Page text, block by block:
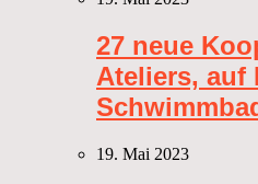
27 neue
Ateliers, auf
19. Mai 2023